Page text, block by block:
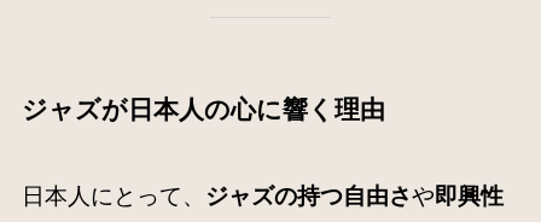
ジャズが日本人の心に響く理由
日本人にとって、 ジャズの持つ自由さや即興性